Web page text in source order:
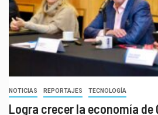
NOTICIAS REPORTAJES TECNOLOGÍA
Logra crecer la economía de